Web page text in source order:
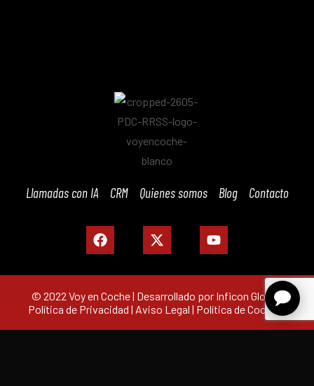
Llamadas con IA CRM Quienes somos Blog Contacto
© 2022 Voy en Coche | Desarrollado por Inficon Global |
Política de Privacidad | Aviso Legal | Política de Cookies